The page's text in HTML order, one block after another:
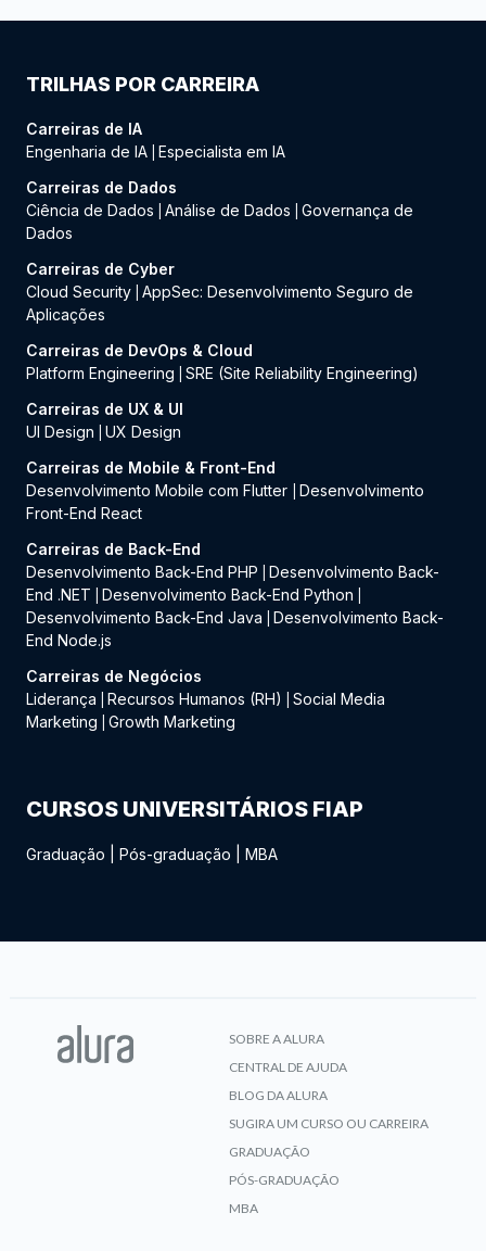
TRILHAS POR CARREIRA
Carreiras de IA
Engenharia de IA Especialista em IA
Carreiras de Dados
Ciência de Dados
Análise de Dados
Governança de
Dados
Carreiras de Cyber
Cloud Security AppSec: Desenvolvimento Seguro de
Aplicações
Carreiras de DevOps & Cloud
Platform Engineering
SRE (Site Reliability Engineering)
Carreiras de UX & UI
UI Design
UX Design
Carreiras de Mobile & Front-End
Desenvolvimento Mobile com Flutter
Desenvolvimento
Front-End React
Carreiras de Back-End
Desenvolvimento Back-End PHP
Desenvolvimento Back-
End .NET
Desenvolvimento Back-End Python
Desenvolvimento Back-End Java
Desenvolvimento Back-
End Node.js
Carreiras de Negócios
Liderança
Recursos Humanos (RH)
Social Media
Marketing
Growth Marketing
CURSOS UNIVERSITÁRIOS FIAP
Graduação Pós-graduação MBA
SOBRE A ALURA
CENTRAL DE AJUDA
BLOG DA ALURA
SUGIRA UM CURSO OU CARREIRA
GRADUAÇÃO
PÓS-GRADUAÇÃO
MBA